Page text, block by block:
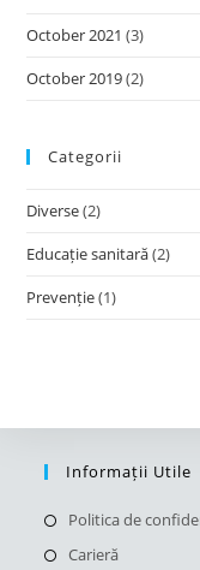
October 2021 (3)
October 2019(2)
Categorii
Diverse(2)
Educație sanitară(2)
Prevenție(1)
Informații Utile
Politica de
CarierăOpens